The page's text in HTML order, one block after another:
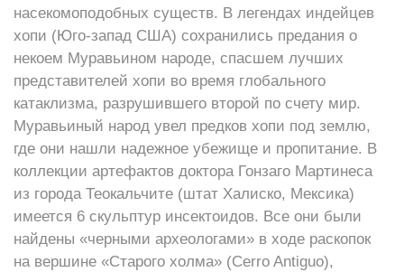
насекомоподобных существ. В легендах индейцев
хопи (Юго-запад США) сохранились предания о
некоем Муравьином народе, спасшем лучших
представителей хопи во время глобального
катаклизма, разрушившего второй по счету мир.
Муравьиный народ увел предков хопи под землю,
где они нашли надежное убежище и пропитание. В
коллекции артефактов доктора Гонзаго Мартинеса
из города Теокальчите (штат Халиско, Мексика)
имеется 6 скульптур инсектоидов. Все они были
найдены «черными археологами» в ходе раскопок
на вершине «Старого холма» (Cerro Antiguo),